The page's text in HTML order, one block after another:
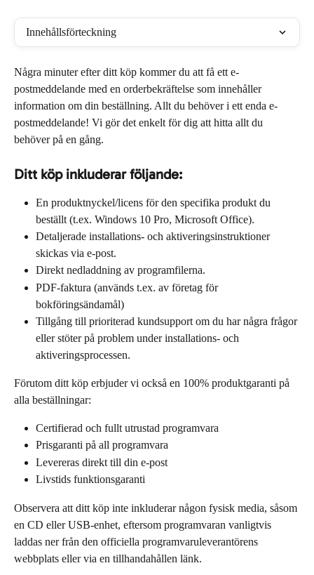
Innehållsförteckning
Några minuter efter ditt köp kommer du att få ett e-
postmeddelande med en orderbekräftelse som innehåller
information om din beställning. Allt du behöver i ett enda e-
postmeddelande! Vi gör det enkelt för dig att hitta allt du
behöver på en gång.
Ditt köp inkluderar följande:
En produktnyckel/licens för den specifika produkt du
beställt (t.ex. Windows 10 Pro, Microsoft Office).
Detaljerade installations- och aktiveringsinstruktioner
skickas via e-post.
Direkt nedladdning av programfilerna.
PDF-faktura (används t.ex. av företag för
bokföringsändamål)
Tillgång till prioriterad kundsupport om du har några frågor
eller stöter på problem under installations- och
aktiveringsprocessen.
Förutom ditt köp erbjuder vi också en 100% produktgaranti på
alla beställningar:
Certifierad och fullt utrustad programvara
Prisgaranti på all programvara
Levereras direkt till din e-post
Livstids funktionsgaranti
Observera att ditt köp inte inkluderar någon fysisk media, såsom
en CD eller USB-enhet, eftersom programvaran vanligtvis
laddas ner från den officiella programvaruleverantörens
webbplats eller via en tillhandahållen länk.